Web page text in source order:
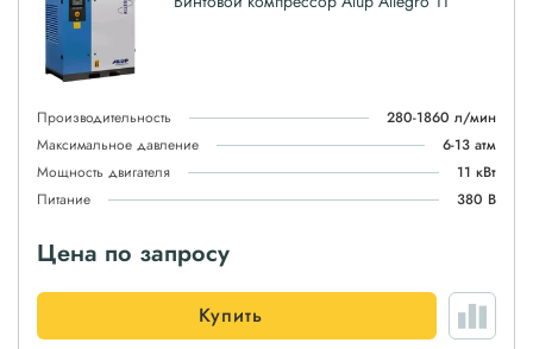
Производительность
280-1860 л/мин
Максимальное давление
6-13 атм
Мощность двигателя
11 кВт
Питание
380 В
Цена по запросу
Купить